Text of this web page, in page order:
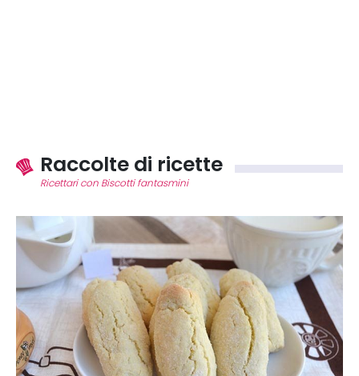
Raccolte di ricette
Ricettari con Biscotti fantasmini